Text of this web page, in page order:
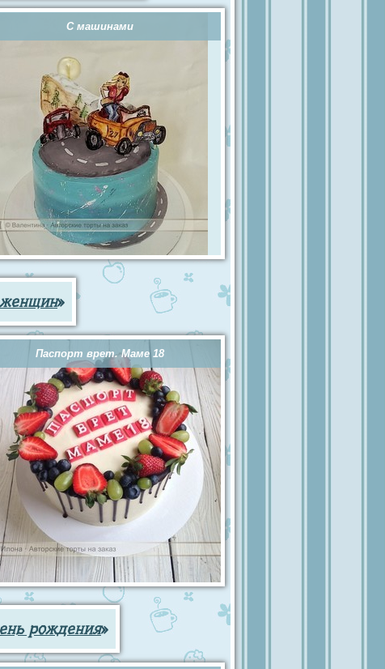
С машинами
»
Паспорт врет. Маме 18
рождения»